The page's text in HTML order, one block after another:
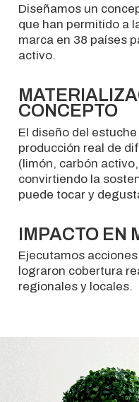
Diseñamos un
que han permitido a
marca en 38 países
activo.
CONCEPTO
El diseño del
producción real de
(limón, carbón
convirtiendo la
puede tocar y
IMPACTO EN
Ejecutamos
lograron cobertura
regionales y locales.